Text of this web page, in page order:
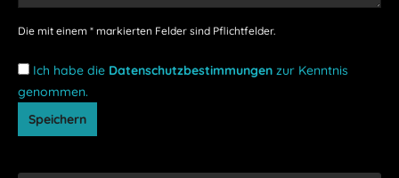
Die mit einem * markierten Felder sind Pflichtfelder.
Ich habe die Datenschutzbestimmungen zur Kenntnis
genommen.
Speichern